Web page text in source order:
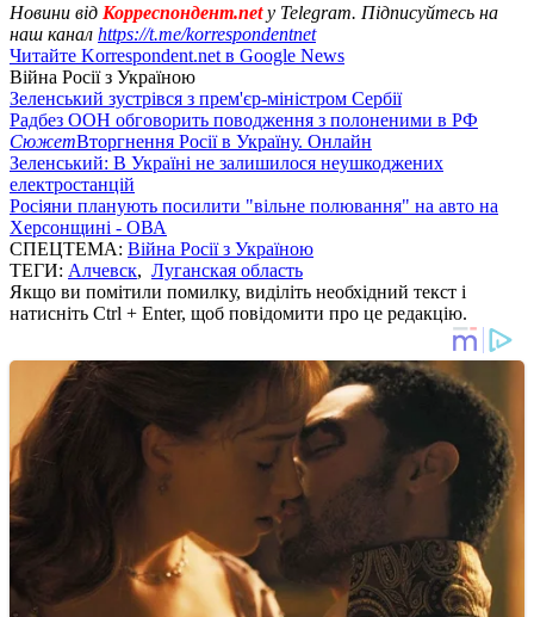
Новини від Корреспондент.netу Telegram. Підписуйтесь на
наш канал https://t.me/korrespondentnet
Читайте Korrespondent.net в Google News
Війна Росії з Україною
Зеленський зустрівся з прем'єр-міністром Сербії
Радбез ООН обговорить поводження з полоненими в РФ
СюжетВторгнення Росії в Україну. Онлайн
Зеленський: В Україні не залишилося неушкоджених
електростанцій
Росіяни планують посилити "вільне полювання" на авто на
Херсонщині - ОВА
СПЕЦТЕМА: Війна Росії з Україною
ТЕГИ: Алчевск, Луганская область
Якщо ви помітили помилку, виділіть необхідний текст і
натисніть Ctrl + Enter, щоб повідомити про це редакцію.